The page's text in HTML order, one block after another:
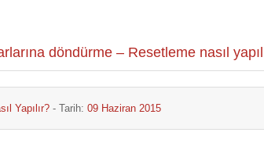
döndürme – Resetleme nasıl
Yapılır? - Tarih: 09 Haziran 2015